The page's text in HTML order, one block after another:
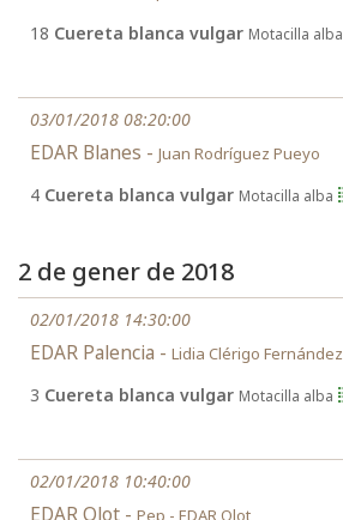
18 Cuereta blanca vulgar Motacilla alba
03/01/2018 08:20:00
EDAR Blanes - Juan Rodríguez Pueyo
4 Cuereta blanca vulgar Motacilla alba
2 de gener de 2018
02/01/2018 14:30:00
EDAR Palencia - Lidia Clérigo Fernández
3 Cuereta blanca vulgar Motacilla alba
02/01/2018 10:40:00
EDAR Olot - Pep - EDAR Olot